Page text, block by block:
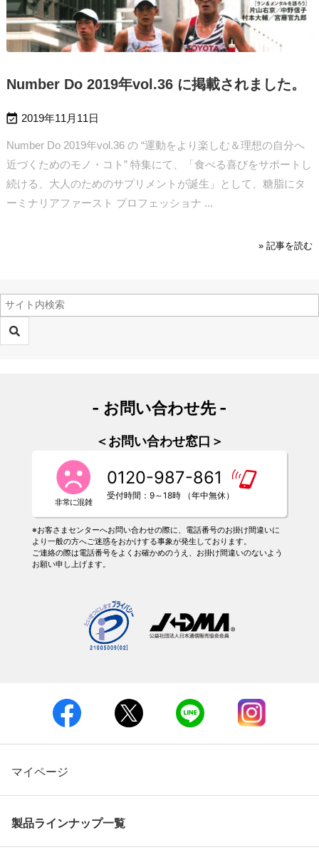
Number Do 2019年vol.36 に掲載されました。
 2019年11月11日
Number Do 2019年vol.36 の “運動をより楽しむ＆理想の自分へ
近づくためのモノ・コト” 特集にて、「食べる喜びをサポートし
続ける、大人のためのサプリメントが誕生」として、糖脂にタ
ーミナリアファースト プロフェッショナ ...
» 記事を読む
- お問い合わせ先 -
＜お問い合わせ窓口＞
0120-987-861
受付時間：9～18時 （年中無休）
※お客さまセンターへお問い合わせの際に、電話番号のお掛け間違いに
より一般の方へご迷惑をおかけする事象が発生しております。
ご連絡の際は電話番号をよくお確かめのうえ、お掛け間違いのないよう
お願い申し上げます。
マイページ
製品ラインナップ一覧